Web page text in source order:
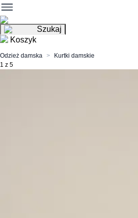
Szukaj
Koszyk
Odzież damska
Kurtki damskie
1 z 5